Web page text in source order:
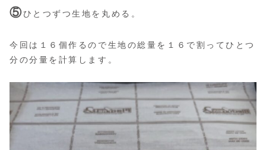
⑤ひとつずつ生地を丸める。
今回は１６個作るので生地の総量を１６で割ってひとつ
分の分量を計算します。